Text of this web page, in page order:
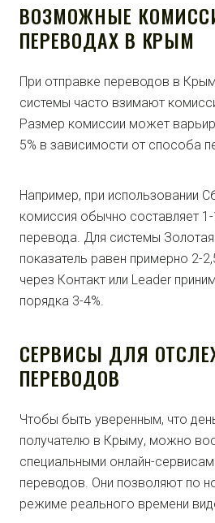
ВОЗМОЖНЫЕ
ПЕРЕВОДАХ В КРЫМ
При отправке переводов в
системы часто взимают
Размер комиссии может
5% в зависимости от способа
Например, при использовании
комиссия обычно составляет
перевода. Для системы
показатель равен примерно 2-
через Контакт или Leader
порядка 3-4%.
СЕРВИСЫ ДЛЯ
ПЕРЕВОДОВ
Чтобы быть уверенным, что
получателю в Крыму, можно
специальными онлайн-
переводов. Они позволяют по
режиме реального времени